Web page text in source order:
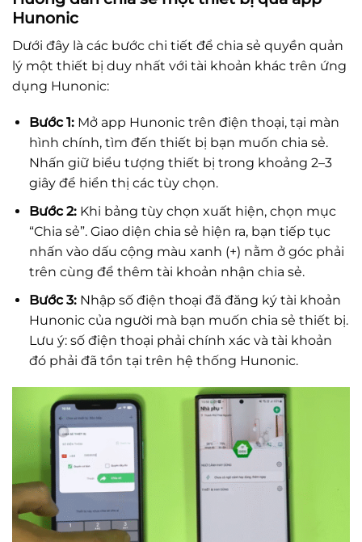
Hunonic
Dưới đây là các bước chi tiết để chia sẻ quyền quản
lý một thiết bị duy nhất với tài khoản khác trên ứng
dụng Hunonic:
Bước 1:Mở app Hunonic trên điện thoại, tại màn
hình chính, tìm đến thiết bị bạn muốn chia sẻ.
Nhấn giữ biểu tượng thiết bị trong khoảng 2–3
giây để hiển thị các tùy chọn.
Bước 2:Khi bảng tùy chọn xuất hiện, chọn mục
“Chia sẻ”. Giao diện chia sẻ hiện ra, bạn tiếp tục
nhấn vào dấu cộng màu xanh (+) nằm ở góc phải
trên cùng để thêm tài khoản nhận chia sẻ.
Bước 3:Nhập số điện thoại đã đăng ký tài khoản
Hunonic của người mà bạn muốn chia sẻ thiết bị.
Lưu ý: số điện thoại phải chính xác và tài khoản
đó phải đã tồn tại trên hệ thống Hunonic.